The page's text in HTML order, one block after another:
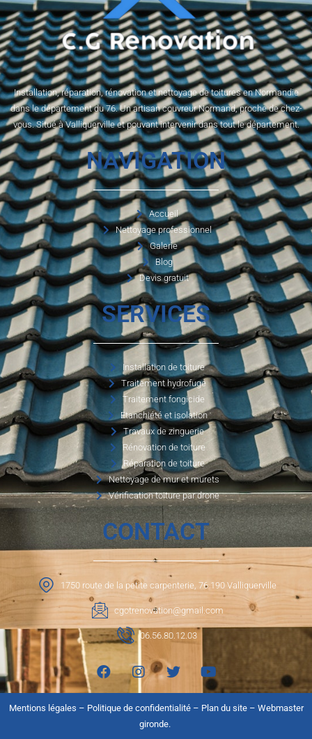
Installation, réparation, rénovation et nettoyage de toitures en Normandie
dans le département du 76. Un artisan couvreur Normand, proche de chez-
vous. Situé à Valliquerville et pouvant intervenir dans tout le département.
NAVIGATION
Accueil
Nettoyage professionnel
Galerie
Blog
Devis gratuit
SERVICES
Installation de toiture
Traitement hydrofuge
Traitement fongicide
Etanchiété et isolation
Travaux de zinguerie
Rénovation de toiture
Réparation de toiture
Nettoyage de mur et murets
Vérification toiture par drone
CONTACT
1750 route de la petite carpenterie, 76 190 Valliquerville
cgotrenovation@gmail.com
06.56.80.12.03
Mentions légales – Politique de confidentialité– Plan du site– Webmaster
gironde.